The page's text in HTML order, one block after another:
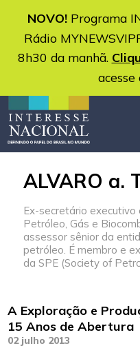
NOVO!Programa
Rádio
8h30 da manhã.
acesse
ALVARO a.
Ex-secretário
Petróleo, Gás e
assessor sênior da
petróleo. É membro e
da SPE (Society of
A Exploração e
15 Anos de Abertura
02 julho 2013